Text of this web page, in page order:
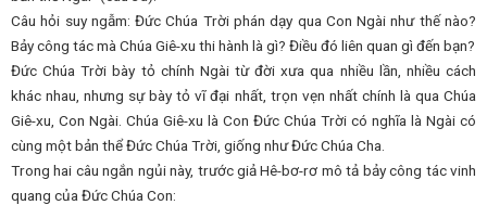
Câu hỏi suy ngẫm: Đức Chúa Trời phán dạy qua Con Ngài như thế nào?
Bảy công tác mà Chúa Giê-xu thi hành là gì? Điều đó liên quan gì đến bạn?
Đức Chúa Trời bày tỏ chính Ngài từ đời xưa qua nhiều lần, nhiều cách
khác nhau, nhưng sự bày tỏ vĩ đại nhất, trọn vẹn nhất chính là qua Chúa
Giê-xu, Con Ngài. Chúa Giê-xu là Con Đức Chúa Trời có nghĩa là Ngài có
cùng một bản thể Đức Chúa Trời, giống như Đức Chúa Cha.
Trong hai câu ngắn ngủi này, trước giả Hê-bơ-rơ mô tả bảy công tác vinh
quang của Đức Chúa Con: